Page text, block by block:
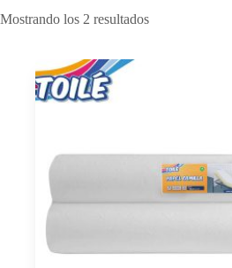
Mostrando los 2 resultados